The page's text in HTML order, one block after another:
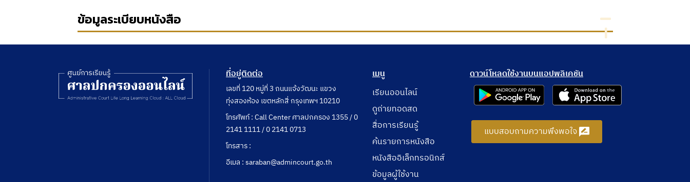
procedure, B.E. 2543 (2000) ;
Rules of the general assem
ข้อมูลระเบียบหนังสือ
ที่อยู่ติดต่อ
เลขที่ 120 หมู่ที่ 3 ถนนแจ้งวัฒนะ แขวง
ทุ่งสองห้อง เขตหลักสี่ กรุงเทพฯ 10210
โทรศัพท์ : Call Center ศาลปกครอง 1355 / 0
2141 1111 / 0 2141 0713
โทรสาร :
อีเมล : saraban@admincourt.go.th
เมนู
เรียนออนไลน์
ดูถ่ายทอดสด
สื่อการเรียนรู้
ค้นรายการหนังสือ
หนังสืออิเล็กทรอนิกส์
ข้อมูลผู้ใช้งาน
ดาวน์โหลดใช้งานบนแอปพลิเคชัน
แบบสอบถามความพึงพอใจ